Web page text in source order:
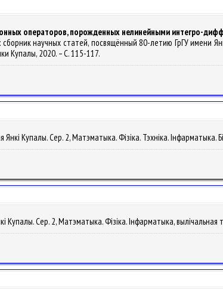
операторов, порожденных нелинейными интегро-
научных статей, посвящённый 80-летию ГрГУ имени
Купалы, 2020. – С. 115-117.
Купалы. Сер. 2, Матэматыка. Фізіка. Тэхніка. Інфарматыка.
Купалы. Сер. 2, Матэматыка. Фізіка. Інфарматыка,